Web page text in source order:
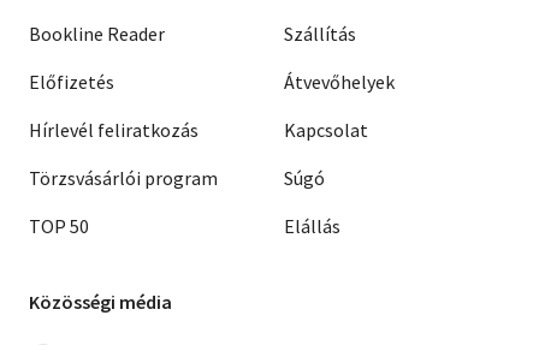
Bookline Reader
Előfizetés
Hírlevél feliratkozás
Törzsvásárlói program
TOP 50
Szállítás
Átvevőhelyek
Kapcsolat
Súgó
Elállás
Közösségi média